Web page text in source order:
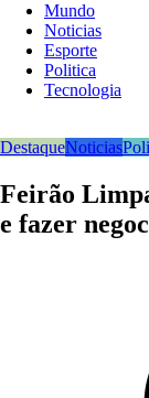
Mundo
Noticias
Esporte
Politica
Tecnologia
DestaqueNoticias
Feirão
e fazer